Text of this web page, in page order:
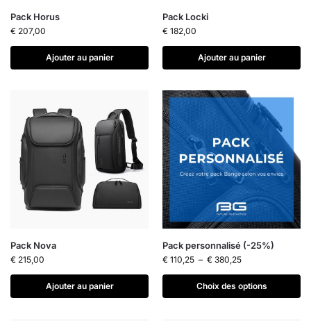
Pack Horus
€ 207,00
Ajouter au panier
Pack Locki
€ 182,00
Ajouter au panier
Pack Nova
€ 215,00
Ajouter au panier
Pack personnalisé (-25%)
€ 110,25 – € 380,25
Choix des options